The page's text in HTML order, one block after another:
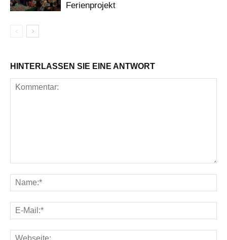
Ferienprojekt
HINTERLASSEN SIE EINE ANTWORT